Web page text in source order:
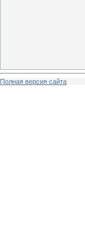
Полная версия сайта